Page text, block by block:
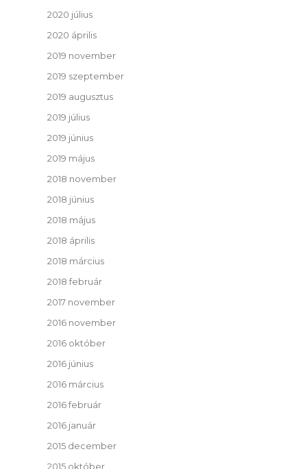
2020 július
2020 április
2019 november
2019 szeptember
2019 augusztus
2019 július
2019 június
2019 május
2018 november
2018 június
2018 május
2018 április
2018 március
2018 február
2017 november
2016 november
2016 október
2016 június
2016 március
2016 február
2016 január
2015 december
2015 október